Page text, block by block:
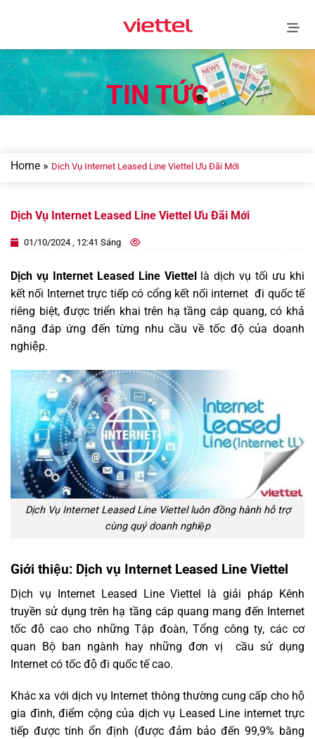
TIN TỨC
Home » Dịch Vụ Internet Leased Line Viettel Ưu Đãi Mới
Dịch Vụ Internet Leased Line Viettel Ưu Đãi Mới
01/10/2024 , 12:41 Sáng
Dịch vụ Internet Leased Line Viettellà dịch vụ tối ưu khi
kết nối Internet trực tiếp có cổng kết nối internet đi quốc tế
riêng biệt, được triển khai trên hạ tầng cáp quang, có khả
năng đáp ứng đến từng nhu cầu về tốc độ của doanh
nghiệp.
Dịch Vụ Internet Leased Line Viettel luôn đồng hành hỗ trợ
cùng quý doanh nghiệp
Giới thiệu: Dịch vụ Internet Leased Line Viettel
Dịch vụ Internet Leased Line Viettel là giải pháp Kênh
truyền sử dụng trên hạ tầng cáp quang mang đến Internet
tốc độ cao cho những Tập đoàn, Tổng công ty, các cơ
quan Bộ ban ngành hay những đơn vị cầu sử dụng
Internet có tốc độ đi quốc tế cao.
Khác xa với dịch vụ Internet thông thường cung cấp cho hộ
gia đình, điểm cộng của dịch vụ Leased Line internet trực
tiếp được tính ổn định (được đảm bảo đến 99,9% băng